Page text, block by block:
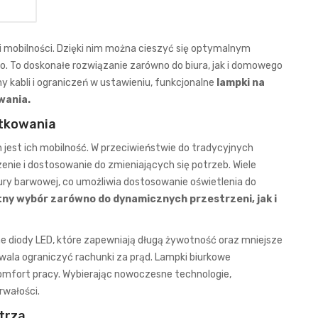
Dzięki nim można cieszyć się optymalnym
doskonałe rozwiązanie zarówno do biura, jak i domowego
kabli i ograniczeń w ustawieniu, funkcjonalne lampki na
ich mobilność. W przeciwieństwie do tradycyjnych
i dostosowanie do zmieniających się potrzeb. Wiele
barwowej, co umożliwia dostosowanie oświetlenia do
wybór zarówno do dynamicznych przestrzeni, jak i
LED, które zapewniają długą żywotność oraz mniejsze
ograniczyć rachunki za prąd. Lampki biurkowe
pracy. Wybierając nowoczesne technologie,